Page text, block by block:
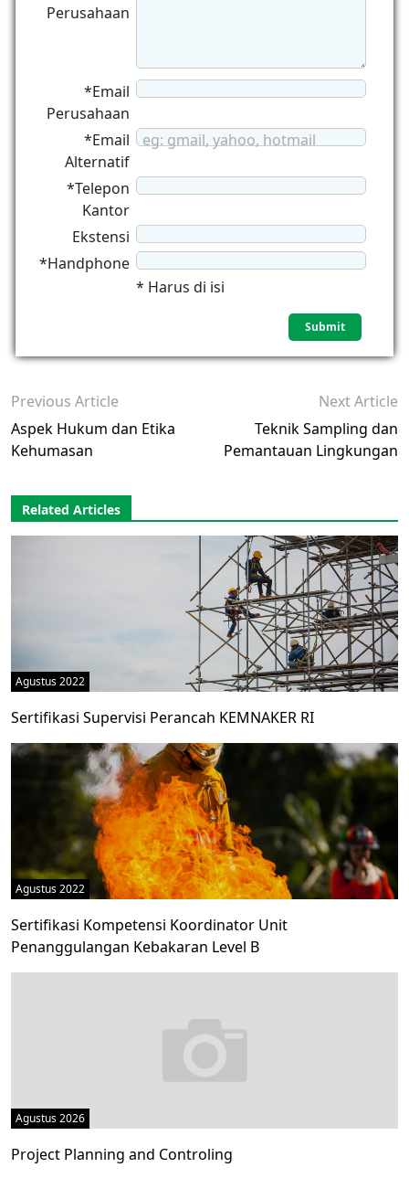
Perusahaan
*Email
Perusahaan
*Email
Alternatif
eg: gmail, yahoo, hotmail
*Telepon
Kantor
Ekstensi
*Handphone
* Harus di isi
Previous Article
Aspek Hukum dan Etika
Kehumasan
Next Article
Teknik Sampling dan
Pemantauan Lingkungan
Related Articles
Agustus 2022
Sertifikasi Supervisi Perancah KEMNAKER RI
Agustus 2022
Sertifikasi Kompetensi Koordinator Unit
Penanggulangan Kebakaran Level B
Agustus 2026
Project Planning and Controling